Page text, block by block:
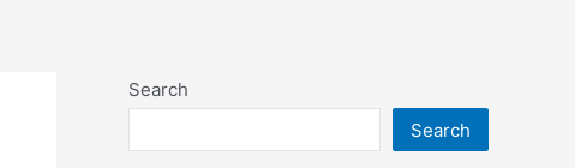
Search
Search